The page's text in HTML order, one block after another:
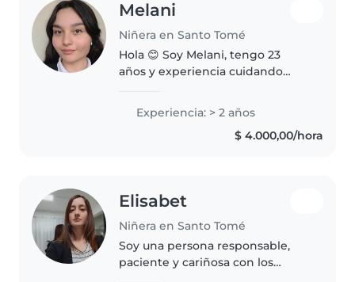
Melani
Niñera en Santo Tomé
Hola 😊 Soy Melani, tengo 23
años y experiencia cuidando
estudiante de recursos humanos.
Siempre conecté muy bien con
los chicos, se sienten cómodos
Experiencia: > 2 años
$ 4.000,00/hora
Elisabet
Niñera en Santo Tomé
Soy una persona responsable,
paciente y cariñosa con los